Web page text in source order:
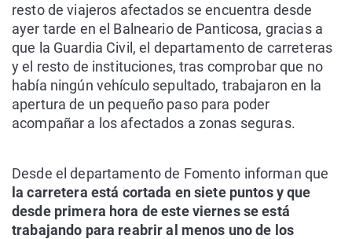
resto de viajeros afectados se encuentra desde
ayer tarde en el Balneario de Panticosa, gracias a
que la Guardia Civil, el departamento de carreteras
y el resto de instituciones, tras comprobar que no
había ningún vehículo sepultado, trabajaron en la
apertura de un pequeño paso para poder
acompañar a los afectados a zonas seguras.
Desde el departamento de Fomento informan que
la carretera está cortada en siete puntos y que
desde primera hora de este viernes se está
trabajando para reabrir al menos uno de los